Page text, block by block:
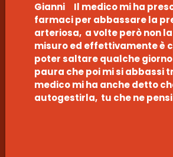
Gianni Il medico mi ha
farmaci per abbassare la
arteriosa, a volte però non
misuro ed effettivamente è
poter saltare qualche
paura che poi mi si abbassi
medico mi ha anche detto
autogestirla, tu che ne